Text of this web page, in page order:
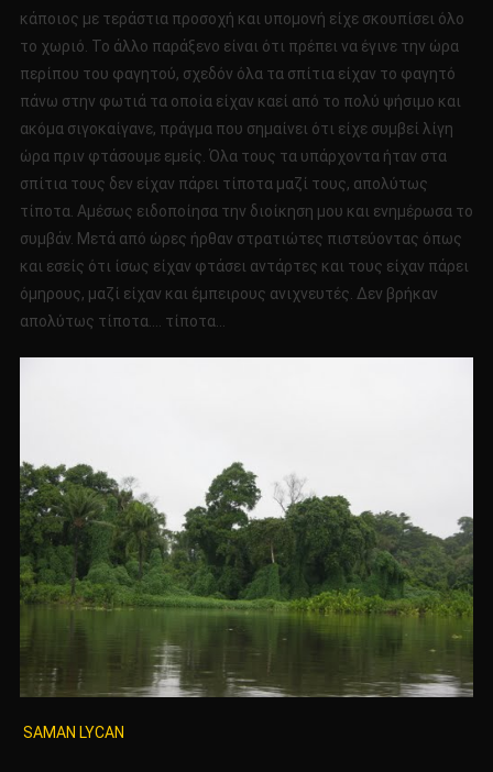
κάποιος με τεράστια προσοχή και υπομονή είχε σκουπίσει όλο
το χωριό. Το άλλο παράξενο είναι ότι πρέπει να έγινε την ώρα
περίπου του φαγητού, σχεδόν όλα τα σπίτια είχαν το φαγητό
πάνω στην φωτιά τα οποία είχαν καεί από το πολύ ψήσιμο και
ακόμα σιγοκαίγανε, πράγμα που σημαίνει ότι είχε συμβεί λίγη
ώρα πριν φτάσουμε εμείς. Όλα τους τα υπάρχοντα ήταν στα
σπίτια τους δεν είχαν πάρει τίποτα μαζί τους, απολύτως
τίποτα. Αμέσως ειδοποίησα την διοίκηση μου και ενημέρωσα το
συμβάν. Μετά από ώρες ήρθαν στρατιώτες πιστεύοντας όπως
και εσείς ότι ίσως είχαν φτάσει αντάρτες και τους είχαν πάρει
όμηρους, μαζί είχαν και έμπειρους ανιχνευτές. Δεν βρήκαν
απολύτως τίποτα…. τίποτα…
SAMAN LYCAN